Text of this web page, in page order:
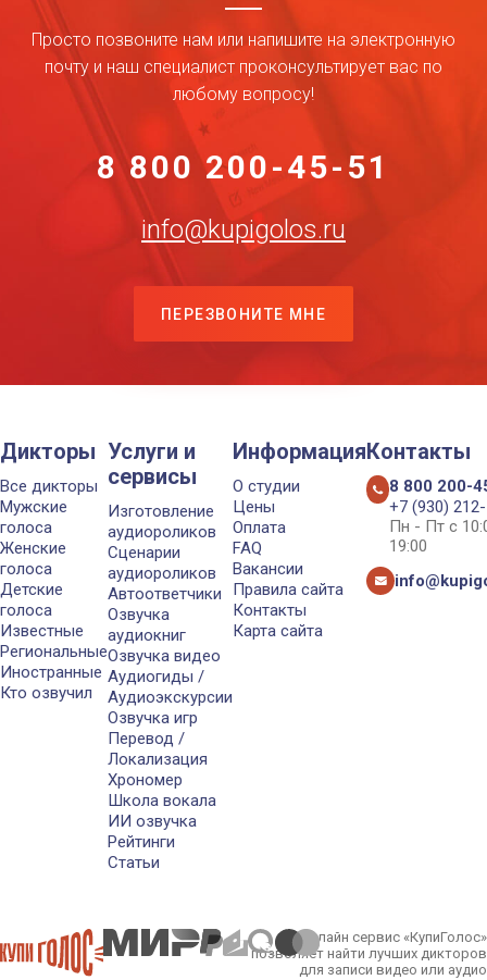
Просто позвоните нам или напишите на электронную
почту и наш специалист проконсультирует вас по
любому вопросу!
8 800 200-45-51
info@kupigolos.ru
ПЕРЕЗВОНИТЕ МНЕ
Дикторы
Все дикторы
Мужские
голоса
Женские
голоса
Детские
голоса
Известные
Региональные
Иностранные
Кто озвучил
Услуги и
сервисы
Изготовление
аудиороликов
Сценарии
аудиороликов
Автоответчики
Озвучка
аудиокниг
Озвучка видео
Аудиогиды /
Аудиоэкскурсии
Озвучка игр
Перевод /
Локализация
Хрономер
Школа вокала
ИИ озвучка
Рейтинги
Статьи
Информация
О студии
Цены
Оплата
FAQ
Вакансии
Правила сайта
Контакты
Карта сайта
Контакты
8 800 200-
+7 (930)
Пн - Пт с
19:00
Онлайн сервис «КупиГолос»
позволяет найти лучших дикторов
для записи видео или аудио